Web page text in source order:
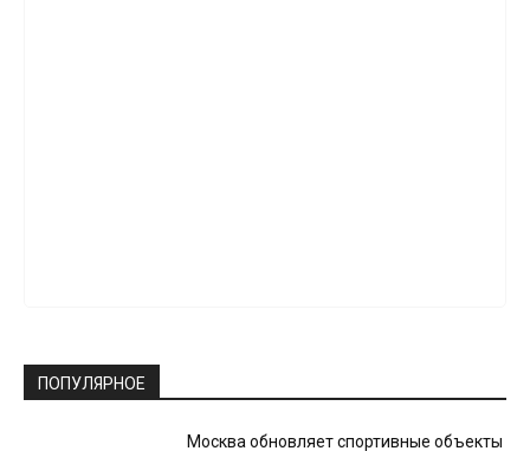
ПОПУЛЯРНОЕ
Москва обновляет спортивные объекты